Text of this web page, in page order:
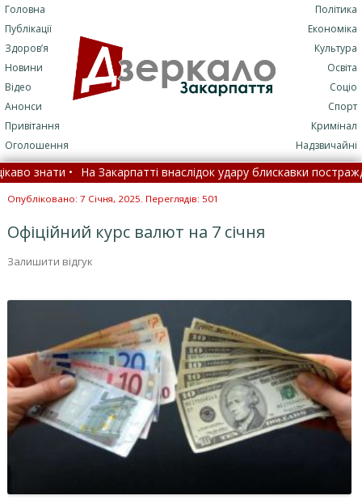
Головна
Публікації
Здоров’я
Новини
Відео
Анонси
Привітання
Оголошення
Політика
Економіка
Культура
Освіта
Соціо
Спорт
Кримінал
Надзвичайні
знати • На Закарпатті внаслідок удару блискавки
МОЗ назвало цифри • Замість спеки йде стихія: що
Опубліковано: 7 Січня, 2025. Переглядів: 501
Офіційний курс валют на 7 січня
Залишити відгук